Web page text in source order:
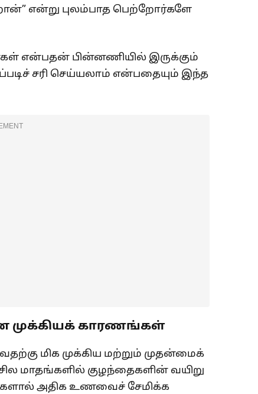
என்று புலம்பாத பெற்றோர்களே
என்பதன் பின்னணியில் இருக்கும்
சரி செய்யலாம் என்பதையும் இந்த
முக்கியக் காரணங்கள்
மிக முக்கிய மற்றும் முதன்மைக்
மாதங்களில் குழந்தைகளின் வயிறு
அதிக உணவைச் சேமிக்க